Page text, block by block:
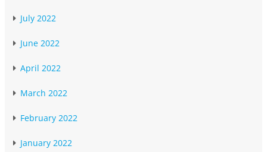
July 2022
June 2022
April 2022
March 2022
February 2022
January 2022